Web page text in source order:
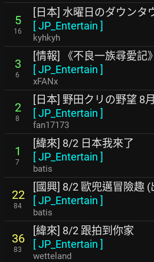
5
16
[日本] 水曜日のダウンタ
[JP_Entertain ]
kyhkyh
3
6
[情報] 《不良一族尋愛記
[JP_Entertain ]
xFANx
2
8
[日本] 野田クリの野望 8
[JP_Entertain ]
fan17173
1
7
[緯來] 8/2 日本我來了
[JP_Entertain ]
batis
22
84
[國興] 8/2 歐兜邁冒險趣 (
[JP_Entertain ]
batis
36
83
[緯來] 8/2 跟拍到你家
[JP_Entertain ]
wetteland